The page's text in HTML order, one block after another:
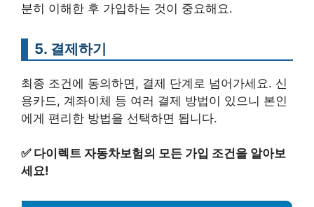
분히 이해한 후 가입하는 것이 중요해요.
5. 결제하기
최종 조건에 동의하면, 결제 단계로 넘어가세요. 신
용카드, 계좌이체 등 여러 결제 방법이 있으니 본인
에게 편리한 방법을 선택하면 됩니다.
✅ 다이렉트 자동차보험의 모든 가입 조건을 알아보
세요!